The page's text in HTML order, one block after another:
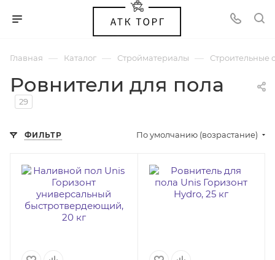
Главная — Каталог — Стройматериалы — Строительные
Ровнители для пола
29
ФИЛЬТР По умолчанию (возрастание)